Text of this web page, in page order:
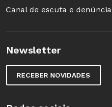
Canal de escuta e denúncia
Newsletter
RECEBER NOVIDADES